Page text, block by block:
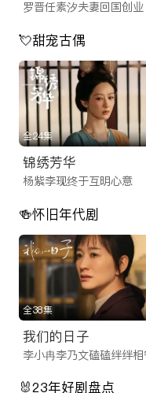
罗晋任素汐夫妻回国创业
💘甜宠古偶
全24集
锦绣芳华
杨紫李现终于互明心意
🍻怀旧年代剧
全38集
我们的日子
🐰23年好剧盘点